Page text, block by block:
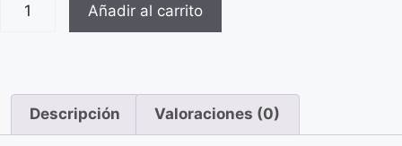
Añadir al carrito
Descripción Valoraciones (0)